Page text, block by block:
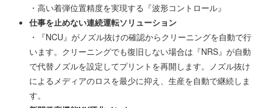
・高い着弾位置精度を実現する『波形コントロール』
仕事を止めない連続運転ソリューション
・『NCU』がノズル抜けの確認からクリーニングを自動で行
います。クリーニングでも復旧しない場合は『NRS』が自動
で代替ノズルを設定してプリントを再開します。ノズル抜け
によるメディアのロスを最少に抑え、生産を自動で継続しま
す。